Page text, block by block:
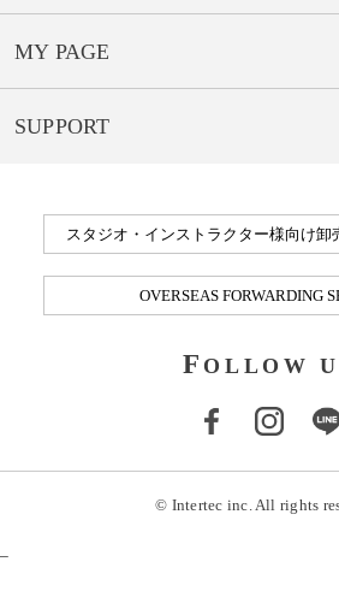
MY PAGE
SUPPORT
スタジオ・インストラクター様向け卸
OVERSEAS FORWARDING
F OLLOW
© Intertec inc. All rights